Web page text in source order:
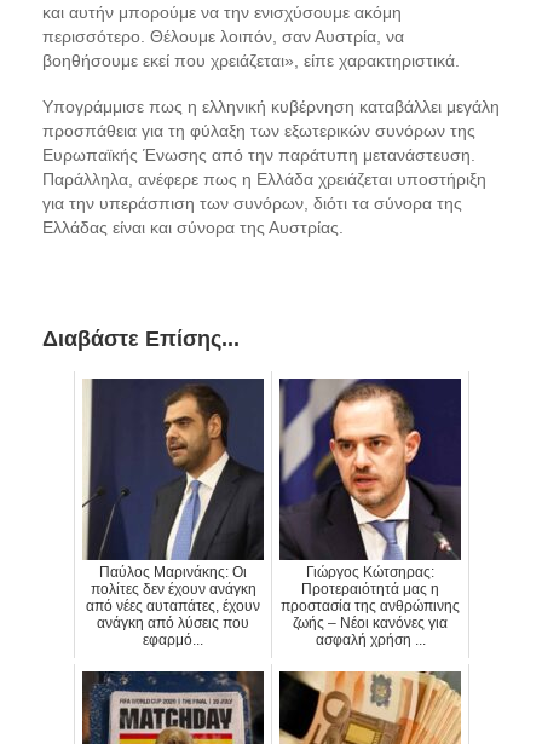
και αυτήν μπορούμε να την ενισχύσουμε ακόμη
περισσότερο. Θέλουμε λοιπόν, σαν Αυστρία, να
βοηθήσουμε εκεί που χρειάζεται», είπε χαρακτηριστικά.
Υπογράμμισε πως η ελληνική κυβέρνηση καταβάλλει μεγάλη
προσπάθεια για τη φύλαξη των εξωτερικών συνόρων της
Ευρωπαϊκής Ένωσης από την παράτυπη μετανάστευση.
Παράλληλα, ανέφερε πως η Ελλάδα χρειάζεται υποστήριξη
για την υπεράσπιση των συνόρων, διότι τα σύνορα της
Ελλάδας είναι και σύνορα της Αυστρίας.
Διαβάστε Επίσης...
Παύλος Μαρινάκης: Οι
πολίτες δεν έχουν ανάγκη
από νέες αυταπάτες, έχουν
ανάγκη από λύσεις που
εφαρμό...
Γιώργος Κώτσηρας:
Προτεραιότητά μας η
προστασία της ανθρώπινης
ζωής – Νέοι κανόνες για
ασφαλή χρήση ...